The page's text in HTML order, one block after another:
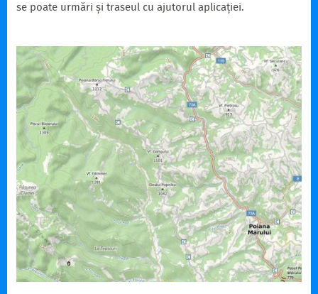
se poate urmări și traseul cu ajutorul aplicației.